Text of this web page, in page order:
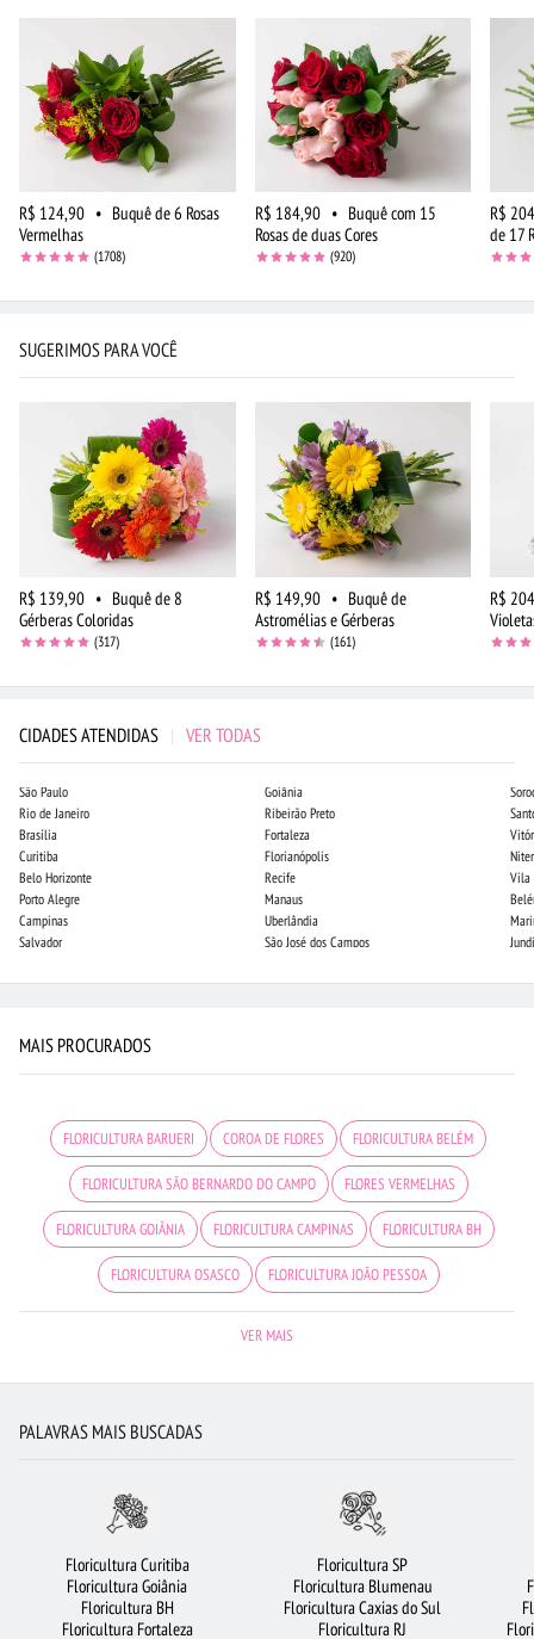
R$ 124,90 • Buquê de 6 Rosas
Vermelhas
(1708)
R$ 184,90 • Buquê com 15
Rosas de duas Cores
(920)
R$
de 17
SUGERIMOS PARA VOCÊ
R$ 139,90 • Buquê de 8
Gérberas Coloridas
(317)
R$ 149,90 • Buquê de
Astromélias e Gérberas
(161)
R$
CIDADES ATENDIDAS | VER TODAS
São Paulo
Rio de Janeiro
Brasília
Curitiba
Belo Horizonte
Porto Alegre
Campinas
Salvador
Goiânia
Ribeirão Preto
Fortaleza
Florianópolis
Recife
Manaus
Uberlândia
São José dos Campos
Vila
MAIS PROCURADOS
FLORICULTURA BARUERI COROA DE FLORES FLORICULTURA BELÉM
FLORICULTURA SÃO BERNARDO DO CAMPO FLORES VERMELHAS
FLORICULTURA GOIÂNIA FLORICULTURA CAMPINAS FLORICULTURA BH
FLORICULTURA OSASCO FLORICULTURA JOÃO PESSOA
CIDADES MAIS PROCURADAS RAMALHETE DE FLORES
BUQUÊ DE 20 ROSAS VERMELHAS BUQUÊ DE ROSAS VERMELHAS
VER MAIS
PALAVRAS MAIS BUSCADAS
Floricultura Curitiba
Floricultura Goiânia
Floricultura BH
Floricultura Fortaleza
Floricultura SP
Floricultura Blumenau
Floricultura Caxias do Sul
Floricultura RJ